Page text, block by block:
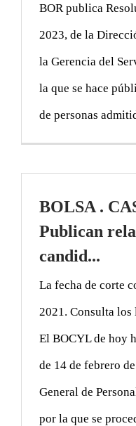
BOR publica
2023, de la
la Gerencia del
la que se hace
de personas
BOLSA .
Publican
candid...
La fecha de corte
2021. Consulta los
El BOCYL de hoy
de 14 de febrero
General de
por la que se